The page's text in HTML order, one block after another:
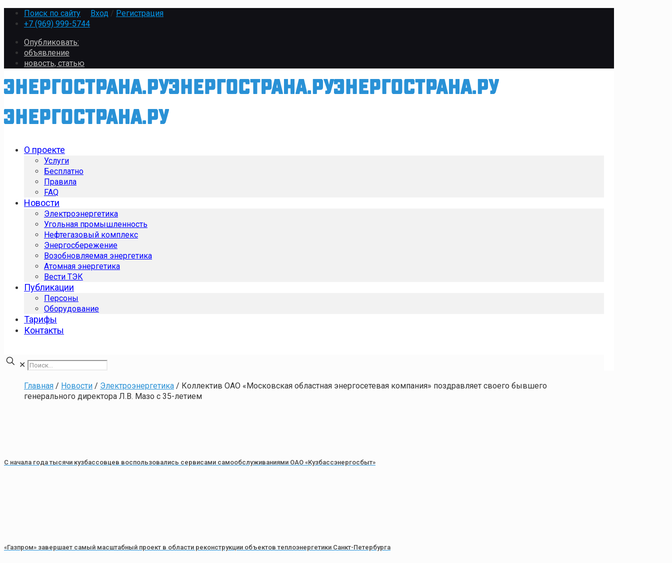
Поиск по сайту Вход / Регистрация
+7 (969) 999-5744
Опубликовать:
объявление
новость, статью
О проекте
Услуги
Бесплатно
Правила
FAQ
Новости
Электроэнергетика
Угольная промышленность
Нефтегазовый комплекс
Энергосбережение
Возобновляемая энергетика
Атомная энергетика
Вести ТЭК
Публикации
Персоны
Оборудование
Тарифы
Контакты
✕
Главная / Новости / Электроэнергетика / Коллектив ОАО «Московская областная энергосетевая компания» поздравляет своего бывшего
генерального директора Л.В. Мазо с 35-летием
С начала года тысячи кузбассовцев воспользовались сервисами самообслуживаниями ОАО «Кузбассэнергосбыт»
«Газпром» завершает самый масштабный проект в области реконструкции объектов теплоэнергетики Санкт-Петербурга